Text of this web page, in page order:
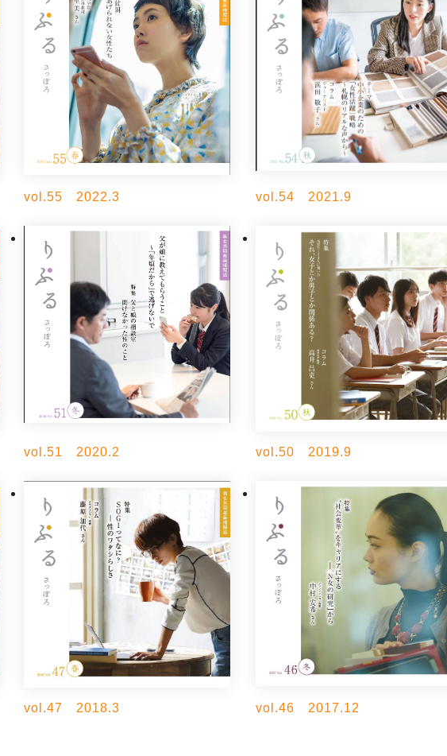
vol.55 2022.3 vol.54 2021.9
vol.51 2020.2 vol.50 2019.9
vol.47 2018.3 vol.46 2017.12